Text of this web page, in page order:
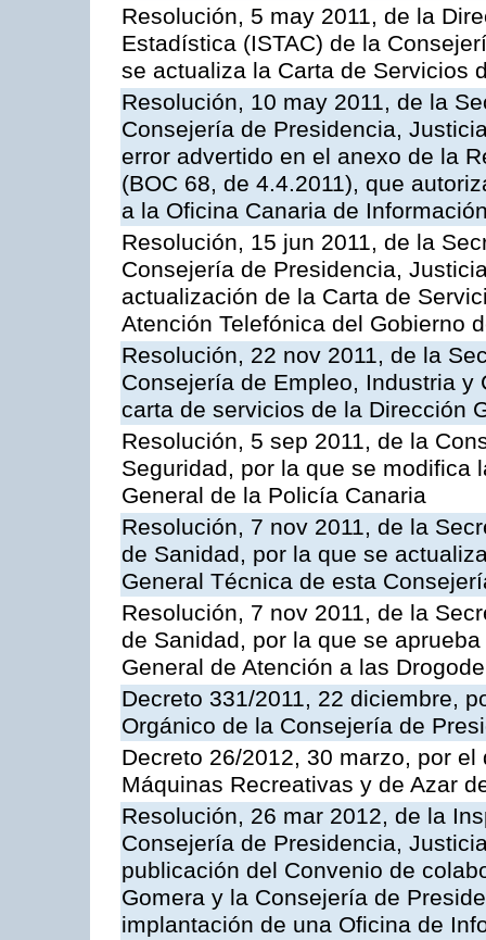
Resolución, 5 may 2011, de la
Estadística (ISTAC) de la
se actualiza la Carta de Servicios
Resolución, 10 may 2011, de la
Consejería de Presidencia,
error advertido en el anexo de la
(BOC 68, de 4.4.2011), que
a la Oficina Canaria de
Resolución, 15 jun 2011, de la
Consejería de Presidencia,
actualización de la Carta de
Atención Telefónica del Gobierno
Resolución, 22 nov 2011, de la
Consejería de Empleo, Industria
carta de servicios de la Dirección
Resolución, 5 sep 2011, de la
Seguridad, por la que se modifica
General de la Policía Canaria
Resolución, 7 nov 2011, de la
de Sanidad, por la que se
General Técnica de esta
Resolución, 7 nov 2011, de la
de Sanidad, por la que se
General de Atención a las
Decreto 331/2011, 22 diciembre,
Orgánico de la Consejería de
Decreto 26/2012, 30 marzo, por
Máquinas Recreativas y de Azar
Resolución, 26 mar 2012, de la
Consejería de Presidencia,
publicación del Convenio de
Gomera y la Consejería de
implantación de una Oficina de